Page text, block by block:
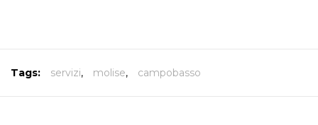
Tags: servizi, molise, campobasso